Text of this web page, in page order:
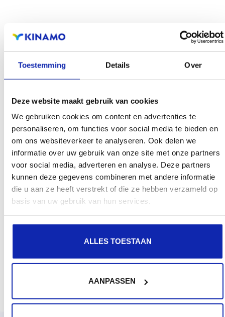
Toestemming Details Over
Deze website maakt gebruik van cookies
We gebruiken cookies om content en advertenties te
personaliseren, om functies voor social media te bieden en
om ons websiteverkeer te analyseren. Ook delen we
informatie over uw gebruik van onze site met onze partners
voor social media, adverteren en analyse. Deze partners
kunnen deze gegevens combineren met andere informatie
die u aan ze heeft verstrekt of die ze hebben verzameld op
basis van uw gebruik van hun services.
ALLES TOESTAAN
AANPASSEN